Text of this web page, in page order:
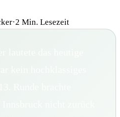
·2 Min. Lesezeit